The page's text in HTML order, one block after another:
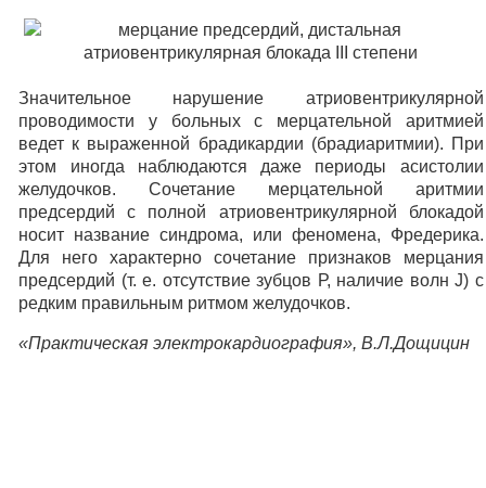
Значительное нарушение атриовентрикулярной
проводимости у больных с мерцательной аритмией
ведет к выраженной брадикардии (брадиаритмии). При
этом иногда наблюдаются даже периоды асистолии
желудочков. Сочетание мерцательной аритмии
предсердий с полной атриовентрикулярной блокадой
носит название синдрома, или феномена, Фредерика.
Для него характерно сочетание признаков мерцания
предсердий (т. е. отсутствие зубцов Р, наличие волн J) с
редким правильным ритмом желудочков.
«Практическая электрокардиография», В.Л.Дощицин